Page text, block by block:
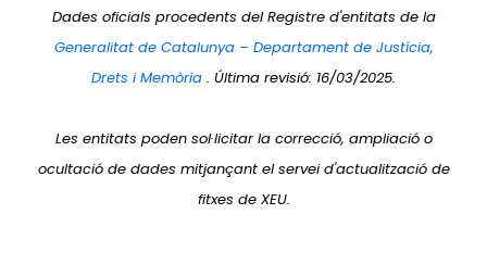
Dades oficials procedents del Registre d'entitats de la
Generalitat de Catalunya – Departament de Justícia,
Drets i Memòria . Última revisió: 16/03/2025.
Les entitats poden sol·licitar la correcció, ampliació o
ocultació de dades mitjançant el servei d'actualització de
fitxes de XEU.